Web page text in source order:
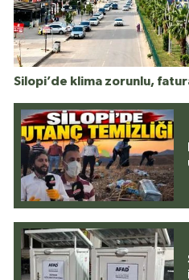
Silopi’de klima zorunlu,